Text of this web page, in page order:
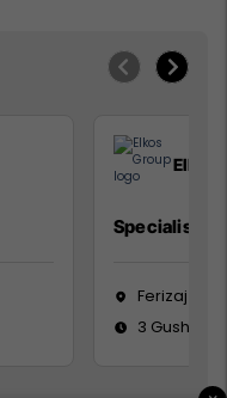
Elkos
Specialist
Ferizaj
3 Gusht